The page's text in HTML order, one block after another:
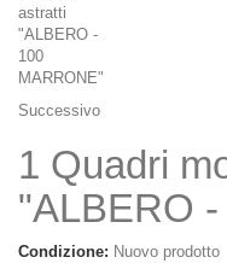
Successivo
1 Quadri
"ALBERO
Condizione: Nuovo prodotto